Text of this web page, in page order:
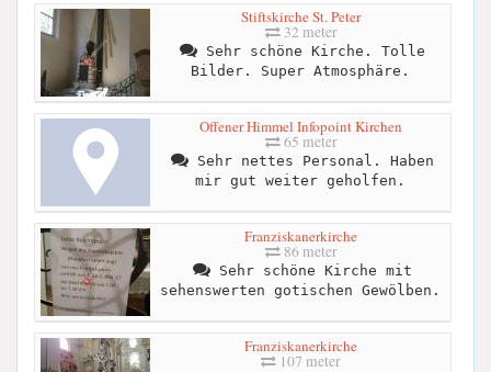
Stiftskirche St. Peter
32 meter
Sehr schöne Kirche. Tolle
Bilder. Super Atmosphäre.
Offener Himmel Infopoint Kirchen
65 meter
Sehr nettes Personal. Haben
mir gut weiter geholfen.
Franziskanerkirche
86 meter
Sehr schöne Kirche mit
sehenswerten gotischen Gewölben.
Franziskanerkirche
107 meter